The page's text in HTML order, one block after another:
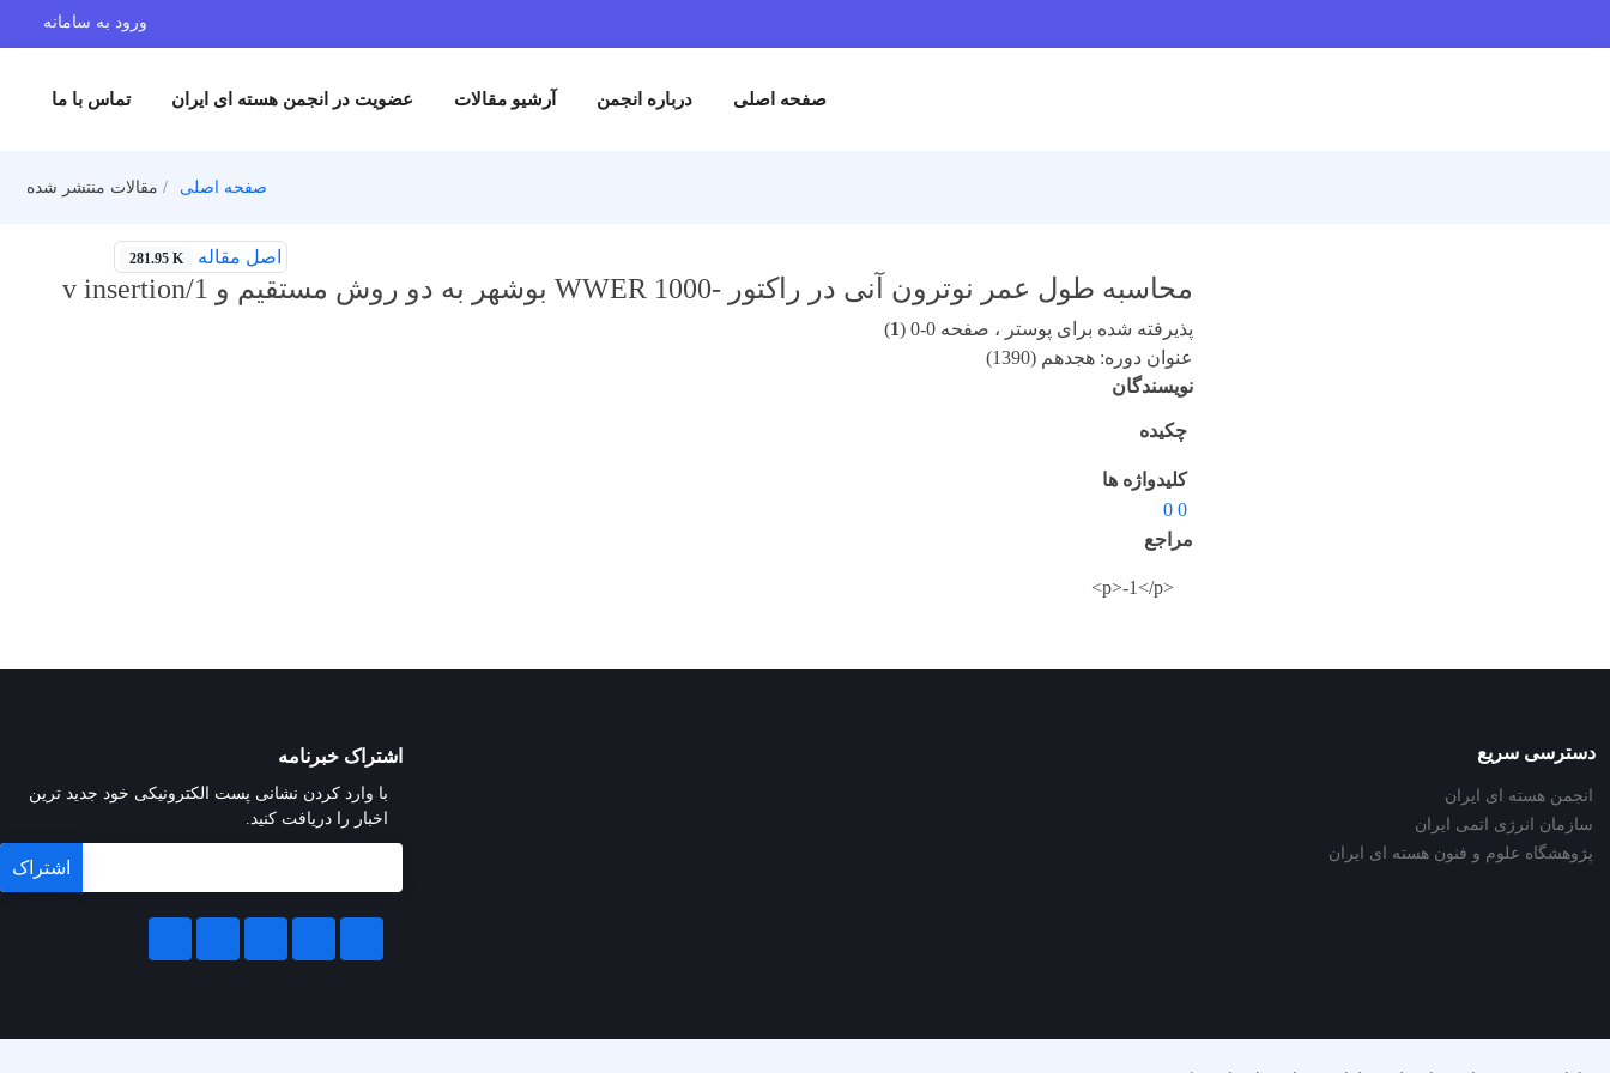
ورود به سامانه
صفحه اصلی درباره انجمن آرشیو مقالات عضویت در انجمن هسته ای ایران تماس با ما
صفحه اصلی مقالات منتشر شده
اصل مقاله 281.95 K
محاسبه طول عمر نوترون آنی در راکتور -WWER 1000 بوشهر به دو روش مستقیم و v insertion/1
پذیرفته شده برای پوستر ، صفحه 0-0 ( 1
)
عنوان دوره: هجدهم (1390)
نویسندگان
چکیده
کلیدواژه ها
0 0
مراجع
<p>-1</p>
دسترسی سریع
انجمن هسته ای ایران
سازمان انرژی اتمی ایران
پژوهشگاه علوم و فنون هسته ای ایران
اشتراک خبرنامه
با وارد کردن نشانی پست الکترونیکی خود جدید ترین
اخبار را دریافت کنید.